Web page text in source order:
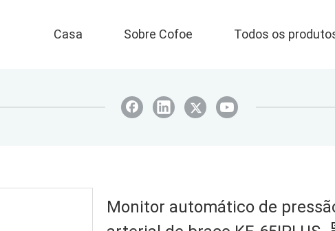
Casa Sobre Cofoe Todos os
Monitor automático de